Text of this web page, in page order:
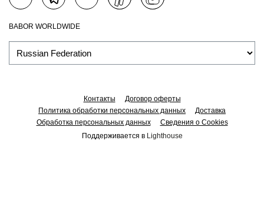
BABOR WORLDWIDE
Контакты
Договор оферты
Политика обработки персональных данных
Доставка
Обработка персональных данных
Сведения о Cookies
Поддерживается в Lighthouse